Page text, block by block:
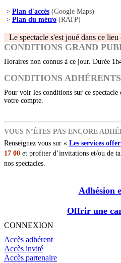
> Plan d'accès (Google Maps)
> Plan du métro (RATP)
Le spectacle s'est joué dans ce
CONDITIONS GRAND
Horaires non connus à ce jour. Durée
CONDITIONS ADHÉRENTS
Pour voir les conditions sur ce spectacle
votre compte.
VOUS N’ÊTES PAS ENCORE
Renseignez vous sur « Les services
17 00 et profiter d’invitations et/ou de
nos spectacles.
Adhésion
Offrir une
CONNEXION
Accès adhérent
Accès invité
Accès partenaire